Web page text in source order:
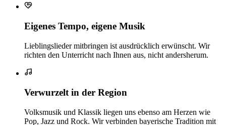
Eigenes Tempo, eigene Musik
Lieblingslieder mitbringen ist ausdrücklich erwünscht. Wir
richten den Unterricht nach Ihnen aus, nicht andersherum.
Verwurzelt in der Region
Volksmusik und Klassik liegen uns ebenso am Herzen wie
Pop, Jazz und Rock. Wir verbinden bayerische Tradition mit